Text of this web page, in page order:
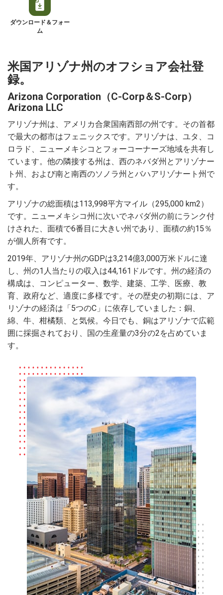
ダウンロード＆フォー
ム
米国アリゾナ州のオフショア会社登
録。
Arizona Corporation（C-Corp＆S-Corp）
Arizona LLC
アリゾナ州は、アメリカ合衆国南西部の州です。その首都
で最大の都市はフェニックスです。アリゾナは、ユタ、コ
ロラド、ニューメキシコとフォーコーナーズ地域を共有し
ています。他の隣接する州は、西のネバダ州とアリゾナー
ト州、および南と南西のソノラ州とバハアリゾナート州で
す。
アリゾナの総面積は113,998平方マイル（295,000 km2）
です。ニューメキシコ州に次いでネバダ州の前にランク付
けされた、面積で6番目に大きい州であり、面積の約15％
が個人所有です。
2019年、アリゾナ州のGDPは3,214億3,000万米ドルに達
し、州の1人当たりの収入は44,161ドルです。州の経済の
構成は、コンピューター、数学、建築、工学、医療、教
育、政府など、適度に多様です。その歴史の初期には、ア
リゾナの経済は「5つのC」に依存していました：銅、
綿、牛、柑橘類、と気候。今日でも、銅はアリゾナで広範
囲に採掘されており、国の生産量の3分の2を占めていま
す。